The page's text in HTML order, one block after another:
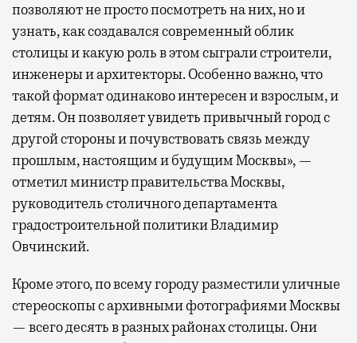
позволяют не просто посмотреть на них, но и
узнать, как создавался современный облик
столицы и какую роль в этом сыграли строители,
инженеры и архитекторы. Особенно важно, что
такой формат одинаково интересен и взрослым, и
детям. Он позволяет увидеть привычный город с
другой стороны и почувствовать связь между
прошлым, настоящим и будущим Москвы», —
отметил министр правительства Москвы,
руководитель столичного департамента
градостроительной политики Владимир
Овчинский.
Кроме этого, по всему городу разместили уличные
стереоскопы с архивными фотографиями Москвы
— всего десять в разных районах столицы. Они